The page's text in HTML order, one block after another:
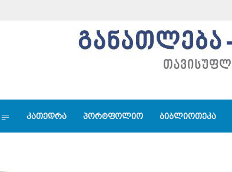
კათედრა პორტფოლიო ბიბლიოთეკა